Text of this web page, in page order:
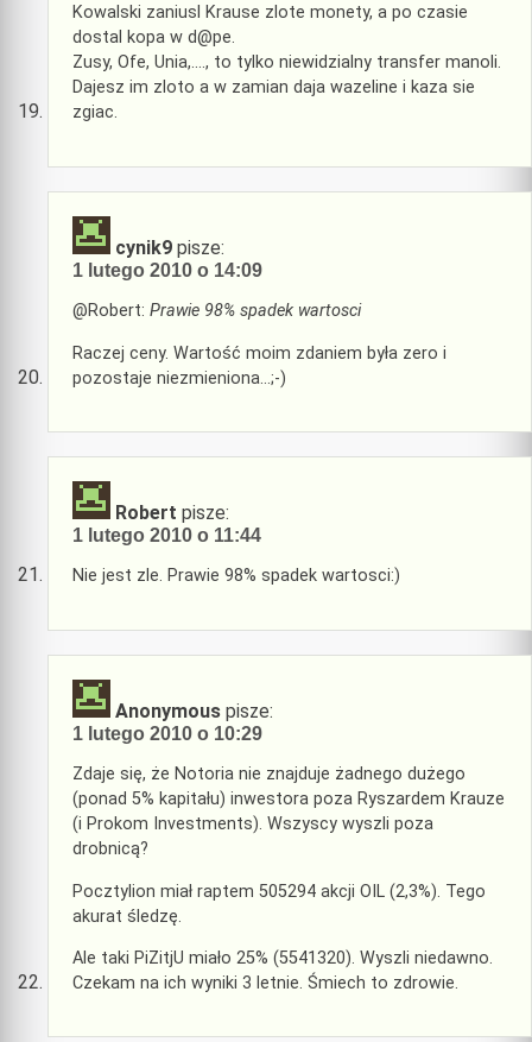
Kowalski zaniusl Krause zlote monety, a po czasie
dostal kopa w d@pe.
Zusy, Ofe, Unia,…., to tylko niewidzialny transfer manoli.
Dajesz im zloto a w zamian daja wazeline i kaza sie
zgiac.
cynik9 pisze:
1 lutego 2010 o 14:09
@Robert: Prawie 98% spadek wartosci
Raczej ceny. Wartość moim zdaniem była zero i
pozostaje niezmieniona…;-)
Robert pisze:
1 lutego 2010 o 11:44
Nie jest zle. Prawie 98% spadek wartosci:)
Anonymous pisze:
1 lutego 2010 o 10:29
Zdaje się, że Notoria nie znajduje żadnego dużego
(ponad 5% kapitału) inwestora poza Ryszardem Krauze
(i Prokom Investments). Wszyscy wyszli poza
drobnicą?
Pocztylion miał raptem 505294 akcji OIL (2,3%). Tego
akurat śledzę.
Ale taki PiZitjU miało 25% (5541320). Wyszli niedawno.
Czekam na ich wyniki 3 letnie. Śmiech to zdrowie.